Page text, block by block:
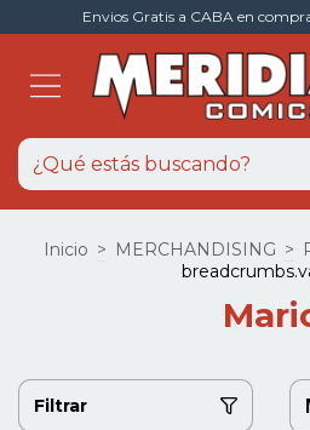
Envios Gratis a CABA en
Inicio > MERCHANDISING >
Filtrar